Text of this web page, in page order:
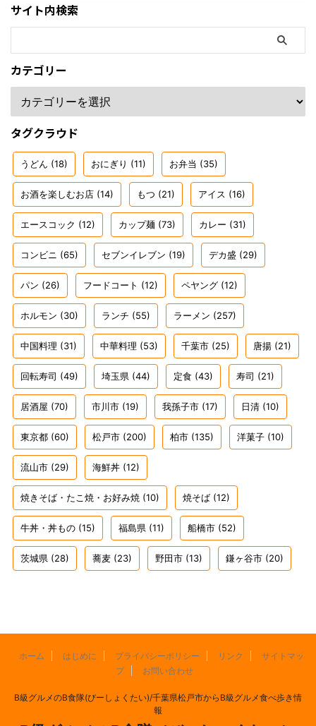
サイト内検索
カテゴリー
タグクラウド
うどん (18) おにぎり (11) お弁当 (35)
お酒を楽しむお店 (14) もつ (21) アイス (16)
エースコック (12) カップ麺 (73) カレー (31)
コンビニ (65) セブンイレブン (19) デカ盛 (29)
パン (26) フードコート (12) ペヤング (12)
ホルモン (30) ランチ (55) ラーメン (257)
中国料理 (31) 中華料理 (53) 千葉市 (25) 唐揚 (21)
回転寿司 (49) 埼玉県 (44) 定食 (43) 寿司 (21)
居酒屋 (70) 市川市 (19) 我孫子市 (17) 日清 (10)
東京都 (60) 松戸市 (200) 柏市 (135) 洋菓子 (10)
流山市 (29) 海鮮丼 (12)
焼きそば・たこ焼・お好み焼 (10) 焼そば (12)
牛丼・丼もの (15) 福島県 (11) 船橋市 (52)
茨城県 (28) 蕎麦 (23) 野田市 (13) 鎌ヶ谷市 (20)
ホーム はじめに プライバシーポリシー リンク
サイトマッ
プ
お問い合わせ
B級グルメのB食隊(びーしょくたい)/千葉県松戸市からB級グルメ食べ歩き情
報